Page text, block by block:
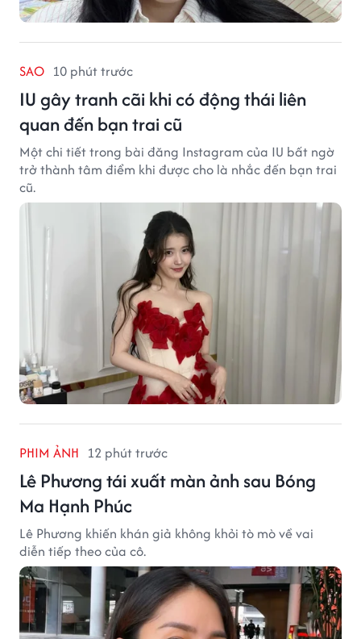
SAO 10 phút trước
IU gây tranh cãi khi có động thái liên
quan đến bạn trai cũ
Một chi tiết trong bài đăng Instagram của IU bất ngờ
trở thành tâm điểm khi được cho là nhắc đến bạn trai
cũ.
PHIM ẢNH 12 phút trước
Lê Phương tái xuất màn ảnh sau Bóng
Ma Hạnh Phúc
Lê Phương khiến khán giả không khỏi tò mò về vai
diễn tiếp theo của cô.